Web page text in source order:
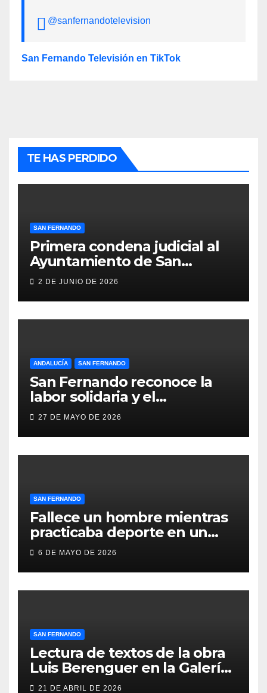
@sanfernandotelevision
San Fernando Televisión en TikTok
TE HAS PERDIDO
SAN FERNANDO
Primera condena judicial al
Ayuntamiento de San
Fernando por negar
locales lesionados en acto de
servicio
2 DE JUNIO DE 2026
ANDALUCÍA SAN FERNANDO
San Fernando reconoce la
labor solidaria y el
compromiso social de Juan y
San Fernando
27 DE MAYO DE 2026
SAN FERNANDO
Fallece un hombre mientras
practicaba deporte en un
gimnasio de San Fernando
6 DE MAYO DE 2026
SAN FERNANDO
Lectura de textos de la obra
Luis Berenguer en la Galería
ERA
21 DE ABRIL DE 2026